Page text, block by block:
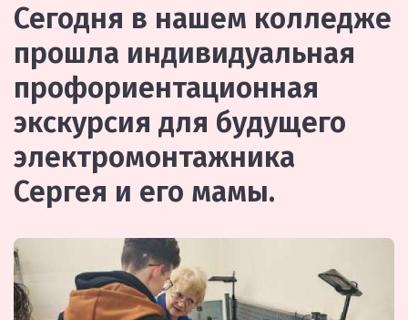
Сегодня в нашем колледже
прошла индивидуальная
профориентационная
экскурсия для будущего
электромонтажника
Сергея и его мамы.